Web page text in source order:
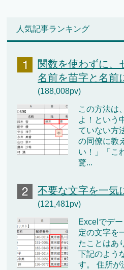
人気記事ランキング
関数を使わずに、
名前を苗字と名前
(188,008pv)
この方法は
よ！という
ていない方
の同僚に教
い！」「こ
驚...
不要な文字を一気
(121,481pv)
Excelでデ
定の文字を
たことはあ
下記のよう
す。 住所が